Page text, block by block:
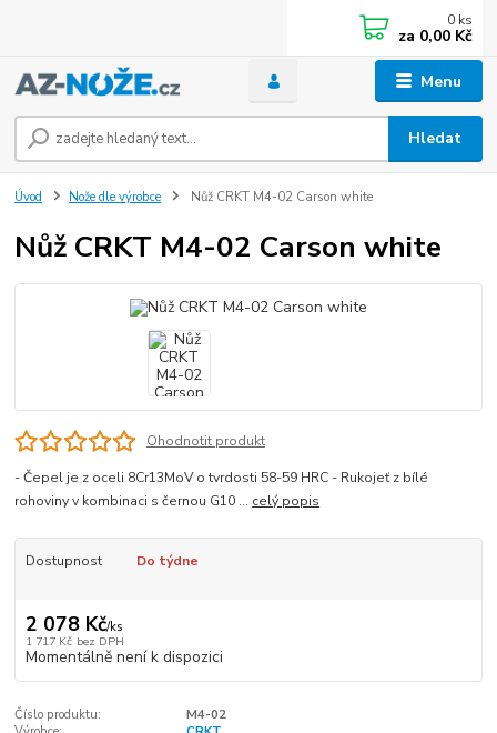
Menu
Hledat
0 ks
za 0,00 Kč
Úvod Nože dle výrobce Nůž CRKT M4-02 Carson white
Nůž CRKT M4-02 Carson white
Ohodnotit produkt
- Čepel je z oceli 8Cr13MoV o tvrdosti 58-59 HRC - Rukojeť z bílé
rohoviny v kombinaci s černou G10 ... celý popis
Dostupnost Do týdne
2 078 Kč/ks
1 717 Kč bez DPH
Momentálně není k dispozici
Číslo produktu:
M4-02